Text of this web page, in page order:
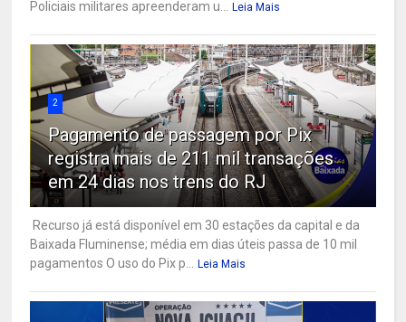
Policiais militares apreenderam u...
Leia Mais
2
Pagamento de passagem por Pix
registra mais de 211 mil transações
em 24 dias nos trens do RJ
Recurso já está disponível em 30 estações da capital e da
Baixada Fluminense; média em dias úteis passa de 10 mil
pagamentos O uso do Pix p...
Leia Mais